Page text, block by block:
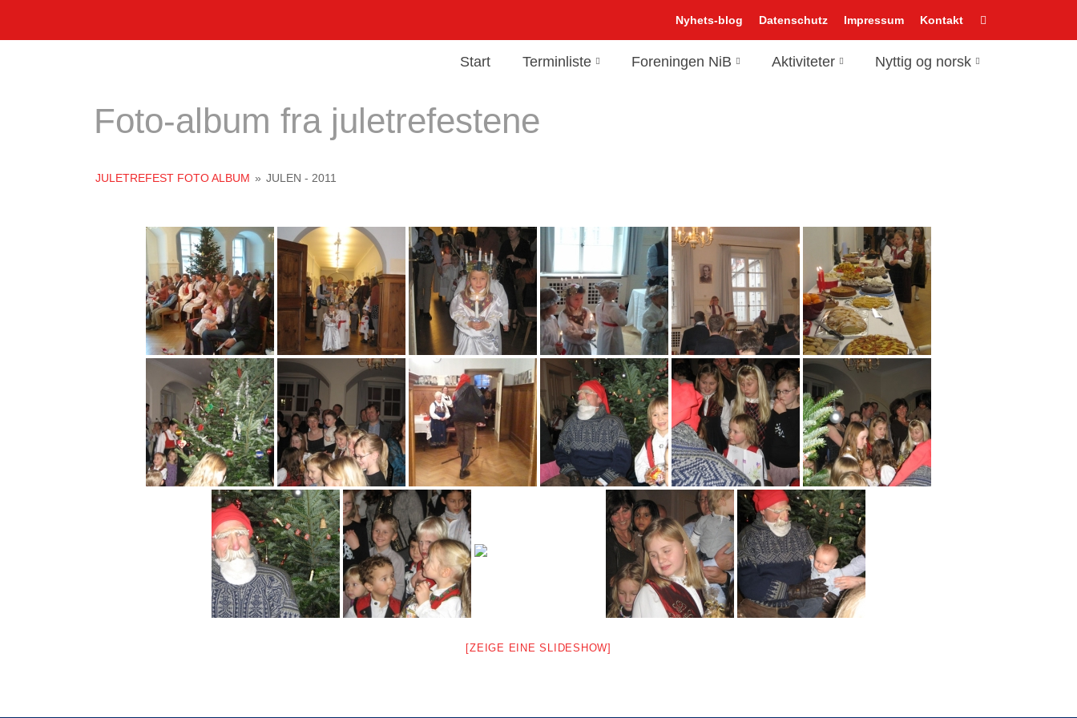
Nyhets-blog Datenschutz Impressum Kontakt
Start Terminliste Foreningen NiB Aktiviteter Nyttig og norsk
Foto-album fra juletrefestene
JULETREFEST FOTO ALBUM » JULEN - 2011
[ZEIGE EINE SLIDESHOW]